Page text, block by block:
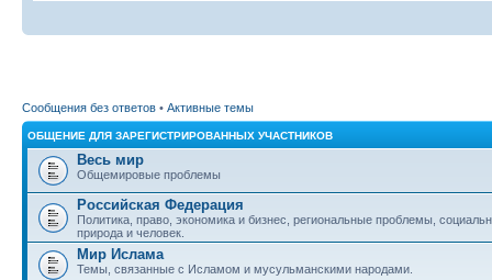
Сообщения без ответов • Активные темы
ОБЩЕНИЕ ДЛЯ ЗАРЕГИСТРИРОВАННЫХ УЧАСТНИКОВ
Весь мир
Общемировые проблемы
Российская Федерация
Политика, право, экономика и бизнес, региональные проблемы,
природа и человек.
Мир Ислама
Темы, связанные с Исламом и мусульманскими народами.